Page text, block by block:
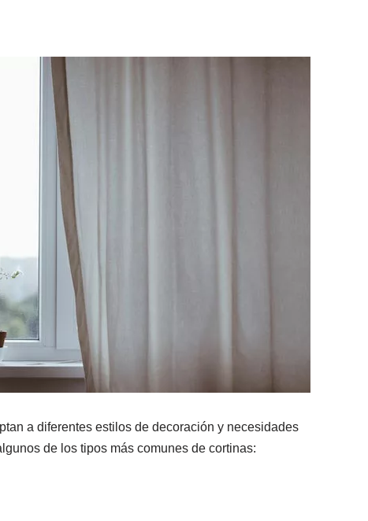
a diferentes estilos de decoración y necesidades
de los tipos más comunes de cortinas: